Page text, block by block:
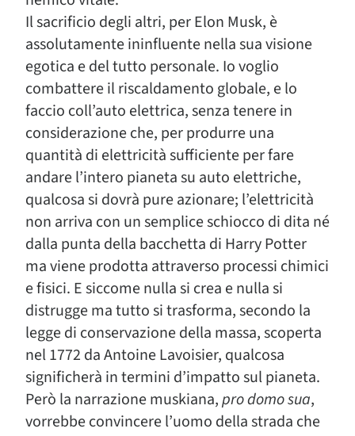
Il sacrificio degli altri, per Elon Musk, è
assolutamente ininfluente nella sua visione
egotica e del tutto personale. Io voglio
combattere il riscaldamento globale, e lo
faccio coll’auto elettrica, senza tenere in
considerazione che, per produrre una
quantità di elettricità sufficiente per fare
andare l’intero pianeta su auto elettriche,
qualcosa si dovrà pure azionare; l’elettricità
non arriva con un semplice schiocco di dita né
dalla punta della bacchetta di Harry Potter
ma viene prodotta attraverso processi chimici
e fisici. E siccome nulla si crea e nulla si
distrugge ma tutto si trasforma, secondo la
legge di conservazione della massa, scoperta
nel 1772 da Antoine Lavoisier, qualcosa
significherà in termini d’impatto sul pianeta.
Però la narrazione muskiana,pro domo sua,
vorrebbe convincere l’uomo della strada che